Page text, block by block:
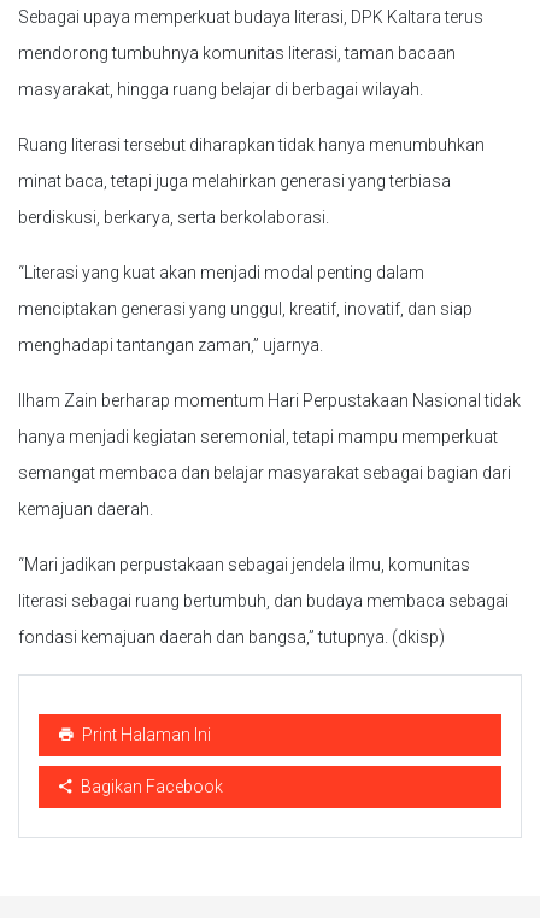
Sebagai upaya memperkuat budaya literasi, DPK Kaltara terus
mendorong tumbuhnya komunitas literasi, taman bacaan
masyarakat, hingga ruang belajar di berbagai wilayah.
Ruang literasi tersebut diharapkan tidak hanya menumbuhkan
minat baca, tetapi juga melahirkan generasi yang terbiasa
berdiskusi, berkarya, serta berkolaborasi.
“Literasi yang kuat akan menjadi modal penting dalam
menciptakan generasi yang unggul, kreatif, inovatif, dan siap
menghadapi tantangan zaman,” ujarnya.
Ilham Zain berharap momentum Hari Perpustakaan Nasional tidak
hanya menjadi kegiatan seremonial, tetapi mampu memperkuat
semangat membaca dan belajar masyarakat sebagai bagian dari
kemajuan daerah.
“Mari jadikan perpustakaan sebagai jendela ilmu, komunitas
literasi sebagai ruang bertumbuh, dan budaya membaca sebagai
fondasi kemajuan daerah dan bangsa,” tutupnya. (dkisp)
Print Halaman Ini
Bagikan Facebook